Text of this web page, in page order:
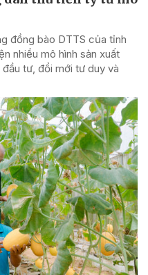
đồng bào DTTS của tỉnh
nhiều mô hình sản xuất
tư, đổi mới tư duy và